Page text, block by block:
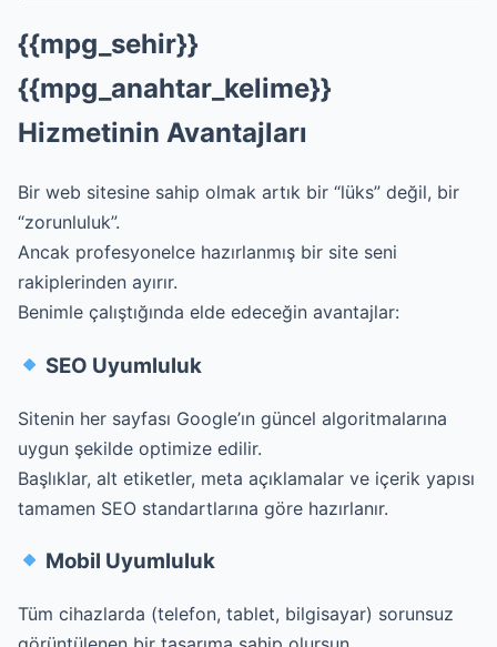
{{mpg_sehir}}
{{mpg_anahtar_kelime}}
Hizmetinin Avantajları
Bir web sitesine sahip olmak artık bir “lüks” değil, bir
“zorunluluk”.
Ancak profesyonelce hazırlanmış bir site seni
rakiplerinden ayırır.
Benimle çalıştığında elde edeceğin avantajlar:
SEO Uyumluluk
Sitenin her sayfası Google’ın güncel algoritmalarına
uygun şekilde optimize edilir.
Başlıklar, alt etiketler, meta açıklamalar ve içerik yapısı
tamamen SEO standartlarına göre hazırlanır.
Mobil Uyumluluk
Tüm cihazlarda (telefon, tablet, bilgisayar) sorunsuz